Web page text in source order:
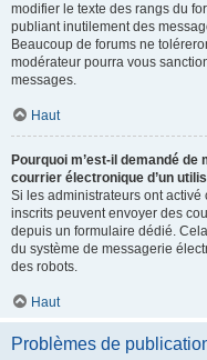
modifier le texte des rangs du
publiant inutilement des
Beaucoup de forums ne
modérateur pourra vous
messages.
Haut
Pourquoi m’est-il demandé
courrier électronique d’un
Si les administrateurs ont
inscrits peuvent envoyer des
depuis un formulaire dédié.
du système de messagerie
des robots.
Haut
Problèmes de